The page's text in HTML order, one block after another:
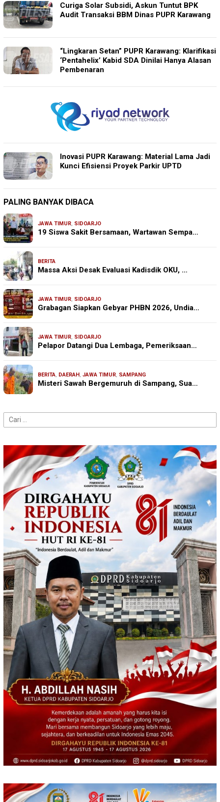
Curiga Solar Subsidi, Askun Tuntut BPK
Audit Transaksi BBM Dinas PUPR Karawang
“Lingkaran Setan” PUPR Karawang: Klarifikasi
‘Pentahelix’ Kabid SDA Dinilai Hanya Alasan
Pembenaran
Inovasi PUPR Karawang: Material Lama Jadi
Kunci Efisiensi Proyek Parkir UPTD
PALING BANYAK DIBACA
JAWA TIMUR, SIDOARJO
19 Siswa Sakit Bersamaan, Wartawan Sempa…
BERITA
Massa Aksi Desak Evaluasi Kadisdik OKU, …
JAWA TIMUR, SIDOARJO
Grabagan Siapkan Gebyar PHBN 2026, Undia…
JAWA TIMUR, SIDOARJO
Pelapor Datangi Dua Lembaga, Pemeriksaan…
BERITA, DAERAH, JAWA TIMUR, SAMPANG
Misteri Sawah Bergemuruh di Sampang, Sua…
Cari
untuk: